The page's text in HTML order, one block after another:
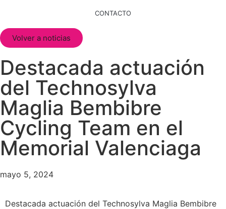
CONTACTO
Volver a noticias
Destacada actuación
del Technosylva
Maglia Bembibre
Cycling Team en el
Memorial Valenciaga
mayo 5, 2024
Destacada actuación del Technosylva Maglia Bembibre